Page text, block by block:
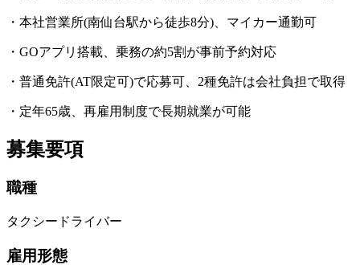
・本社営業所(南仙台駅から徒歩8分)、マイカー通勤可
・GOアプリ搭載、乗務の約5割が事前予約対応
・普通免許(AT限定可)で応募可、2種免許は会社負担で取得
・定年65歳、再雇用制度で長期就業が可能
募集要項
職種
タクシードライバー
雇用形態